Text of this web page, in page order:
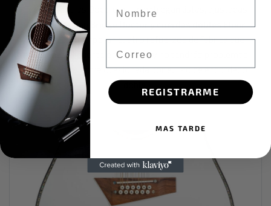
Todas nuestras Docerolas se entregan listas, ajustadas
y calibradas con
Bridge Doctor y cuerdas dobles Elixir.
Además se incorporan cuatro refuerzos de fabrica que
mantienen el puente en su lugar y no tendrás problemas
por la tensión extra ocasionada por el uso de encordado
REGISTRARME
MAS TARDE